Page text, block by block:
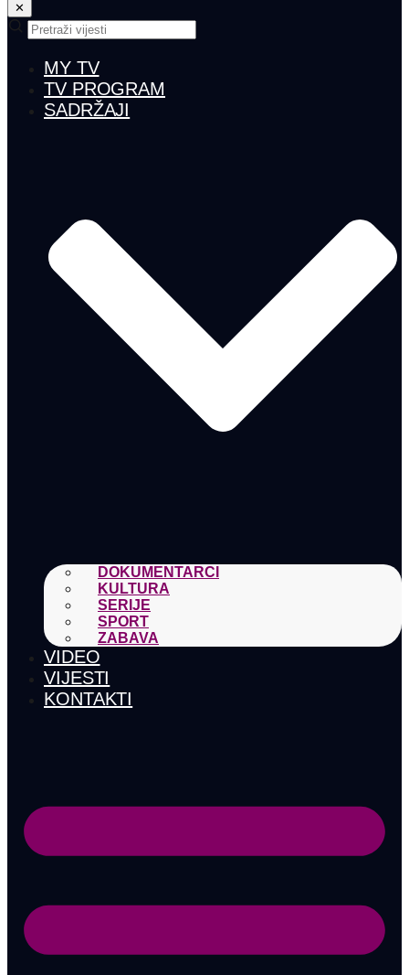
✕
MY TV
TV PROGRAM
SADRŽAJI
DOKUMENTARCI
KULTURA
SERIJE
SPORT
ZABAVA
VIDEO
VIJESTI
KONTAKTI